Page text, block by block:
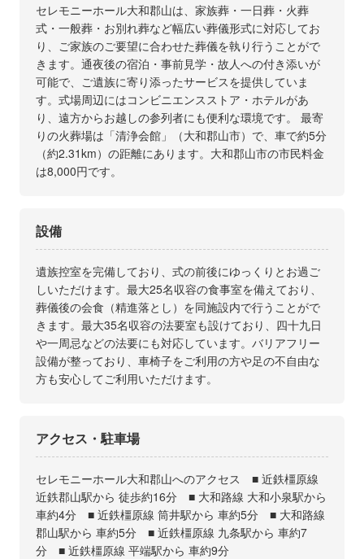
セレモニーホール大和郡山は、家族葬・一日葬・火葬
式・一般葬・お別れ葬など幅広い葬儀形式に対応してお
り、ご家族のご要望に合わせた葬儀を執り行うことがで
きます。通夜後の宿泊・事前見学・故人への付き添いが
可能で、ご遺族に寄り添ったサービスを提供していま
す。式場周辺にはコンビニエンスストア・ホテルがあ
り、遠方からお越しの参列者にも便利な環境です。 最寄
りの火葬場は「清浄会館」（大和郡山市）で、車で約5分
（約2.31km）の距離にあります。大和郡山市の市民料金
は8,000円です。
設備
遺族控室を完備しており、式の前後にゆっくりとお過ご
しいただけます。最大25名収容の食事室を備えており、
葬儀後の会食（精進落とし）を同施設内で行うことがで
きます。最大35名収容の法要室も設けており、四十九日
や一周忌などの法要にも対応しています。バリアフリー
設備が整っており、車椅子をご利用の方や足の不自由な
方も安心してご利用いただけます。
アクセス・駐車場
セレモニーホール大和郡山へのアクセス ■ 近鉄橿原線
近鉄郡山駅から 徒歩約16分 ■ 大和路線 大和小泉駅から
車約4分 ■ 近鉄橿原線 筒井駅から 車約5分 ■ 大和路線
郡山駅から 車約5分 ■ 近鉄橿原線 九条駅から 車約7
分 ■ 近鉄橿原線 平端駅から 車約9分